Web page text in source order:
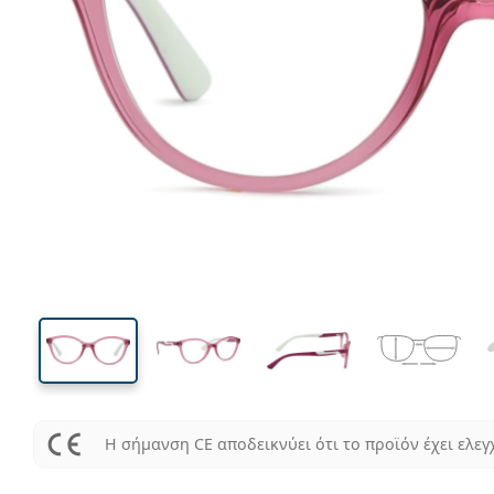
39 mm
Ύψος φακού
48 mm
Μήκος φακού
Μήκος
Η σήμανση CE αποδεικνύει ότι το προϊόν έχει